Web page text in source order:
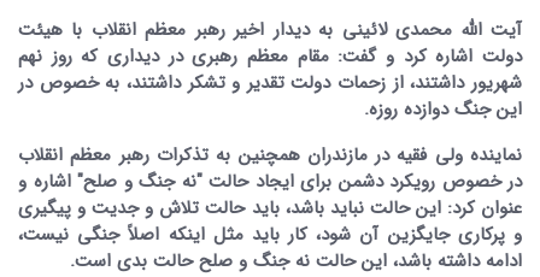
آیت الله محمدی لائینی به دیدار اخیر رهبر معظم انقلاب با هیئت
دولت اشاره کرد و گفت: مقام معظم رهبری در دیداری که روز نهم
شهریور داشتند، از زحمات دولت تقدیر و تشکر داشتند، به خصوص در
این جنگ دوازده روزه.
نماینده ولی فقیه در مازندران همچنین به تذکرات رهبر معظم انقلاب
در خصوص رویکرد دشمن برای ایجاد حالت "نه جنگ و صلح" اشاره و
عنوان کرد: این حالت نباید باشد، باید حالت تلاش و جدیت و پیگیری
و پرکاری جایگزین آن شود، کار باید مثل اینکه اصلاً جنگی نیست،
ادامه داشته باشد، این حالت نه جنگ و صلح حالت بدی است.